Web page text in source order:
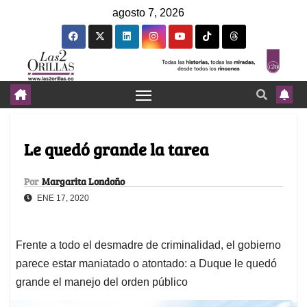
agosto 7, 2026
Le quedó grande la tarea
Por Margarita Londoño
ENE 17, 2020
Frente a todo el desmadre de criminalidad, el gobierno
parece estar maniatado o atontado: a Duque le quedó
grande el manejo del orden público